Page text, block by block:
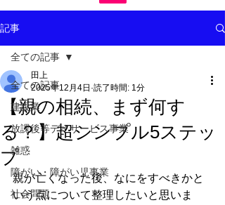
記事
全ての記事
建設業
放課後等デイサービス事業
雑惑
障がい・障がい児事業
社会問題
全ての記事
【親の相続、まず何す
る？】超シンプル5ステッ
プ
田上
2025年12月4日 読了時間: 1分
親が亡くなった後、なにをすべきかと
いう点について整理したいと思いま